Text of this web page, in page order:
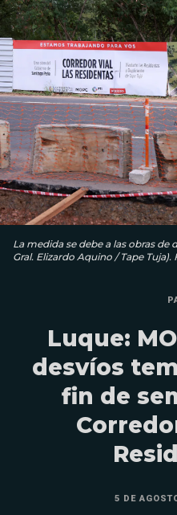
La medida se debe a las obras
Gral. Elizardo Aquino / Tape
Luque:
desvíos
fin de
5 DE